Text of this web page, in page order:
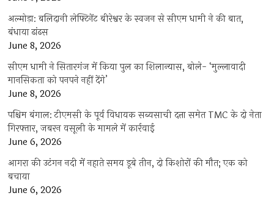
अल्मोड़ा: बलिदानी लेफ्टिनेंट बीरेश्वर के स्वजन से सीएम धामी ने की बात,
बंधाया ढांढस
June 8, 2026
सीएम धामी ने सितारगंज में किया पुल का शिलान्यास, बोले- ‘मुल्लावादी
मानसिकता को पनपने नहीं देंगे’
June 8, 2026
पश्चिम बंगाल: टीएमसी के पूर्व विधायक सब्यसाची दत्ता समेत TMC के दो नेता
गिरफ्तार, जबरन वसूली के मामले में कार्रवाई
June 6, 2026
आगरा की उटंगन नदी में नहाते समय डूबे तीन, दो किशोरों की मौत; एक को
बचाया
June 6, 2026